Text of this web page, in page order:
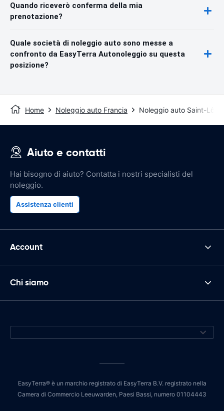
Quando riceverò conferma della mia
prenotazione?
Quale società di noleggio auto sono messe a
confronto da EasyTerra Autonoleggio su questa
posizione?
Home Noleggio auto Francia Noleggio auto Saint-Lô
Aiuto e contatti
Hai bisogno di aiuto? Contatta i nostri specialisti del
noleggio.
Assistenza clienti
Account
Chi siamo
EasyTerra® è un marchio registrato di EasyTerra B.V. registrato nella
Camera di Commercio Leeuwarden, Paesi Bassi, numero 01104443